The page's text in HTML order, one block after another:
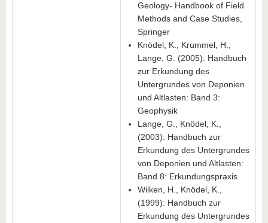
Geology- Handbook of Field
Methods and Case Studies,
Springer
Knödel, K., Krummel, H.;
Lange, G. (2005): Handbuch
zur Erkundung des
Untergrundes von Deponien
und Altlasten: Band 3:
Geophysik
Lange, G., Knödel, K.,
(2003): Handbuch zur
Erkundung des Untergrundes
von Deponien und Altlasten:
Band 8: Erkundungspraxis
Wilken, H., Knödel, K.,
(1999): Handbuch zur
Erkundung des Untergrundes